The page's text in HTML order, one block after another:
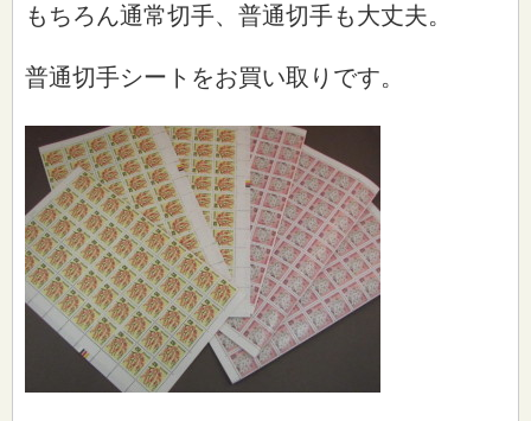
もちろん通常切手、普通切手も大丈夫。
普通切手シートをお買い取りです。